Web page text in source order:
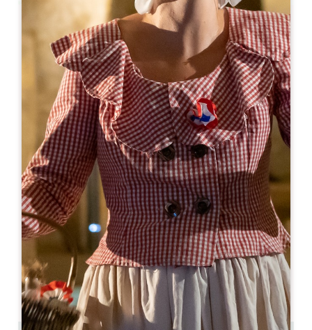
Da
15€
Château Cantenac
719 Route de Castillon
33330 SAINT-ÉMILION
05 57 51 35 22
06 46 14 53 22
reservation@chateau-cantenac.fr
MESE DI APERTURA
G M A M G L A S O N D
GIORNI DI APERTURA
L
AM
PM
M
AM
PM
M
AM
PM
G
AM
V S
AM
PM
D
AM